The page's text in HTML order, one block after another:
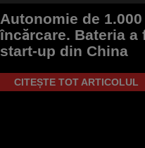
Autonomie de
încărcare. Bateria a
start-up din China
CITEȘTE TOT ARTICOLUL